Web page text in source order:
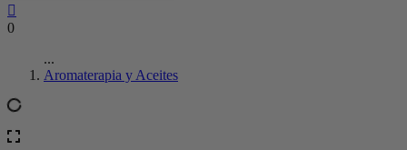
0
...
Aromaterapia y Aceites